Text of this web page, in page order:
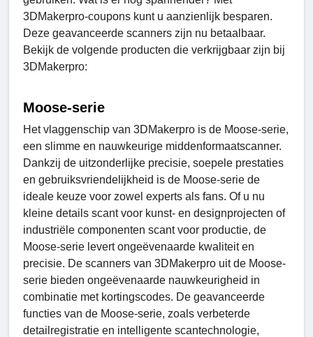
3DMakerpro-coupons kunt u aanzienlijk besparen.
Deze geavanceerde scanners zijn nu betaalbaar.
Bekijk de volgende producten die verkrijgbaar zijn bij
3DMakerpro:
Moose-serie
Het vlaggenschip van 3DMakerpro is de Moose-serie,
een slimme en nauwkeurige middenformaatscanner.
Dankzij de uitzonderlijke precisie, soepele prestaties
en gebruiksvriendelijkheid is de Moose-serie de
ideale keuze voor zowel experts als fans. Of u nu
kleine details scant voor kunst- en designprojecten of
industriële componenten scant voor productie, de
Moose-serie levert ongeëvenaarde kwaliteit en
precisie. De scanners van 3DMakerpro uit de Moose-
serie bieden ongeëvenaarde nauwkeurigheid in
combinatie met kortingscodes. De geavanceerde
functies van de Moose-serie, zoals verbeterde
detailregistratie en intelligente scantechnologie,